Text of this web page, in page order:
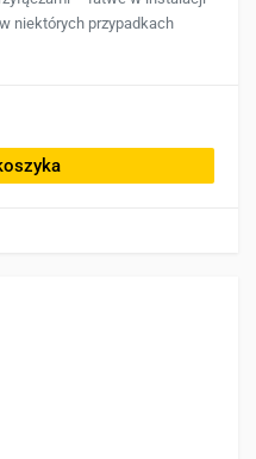
niektórych przypadkach